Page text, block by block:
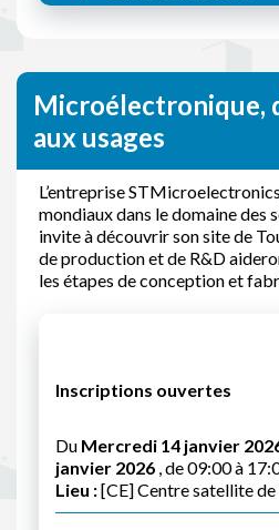
Microélectronique,
aux usages
L’entreprise
mondiaux dans le domaine des
invite à découvrir son site de
de production et de R&D
les étapes de conception et
Inscriptions ouvertes
Du Mercredi 14 janvier
janvier 2026 , de 09:00 à
Lieu :[CE] Centre satellite de